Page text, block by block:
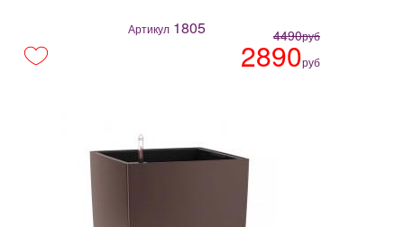
Артикул 1805 4490руб
2890руб